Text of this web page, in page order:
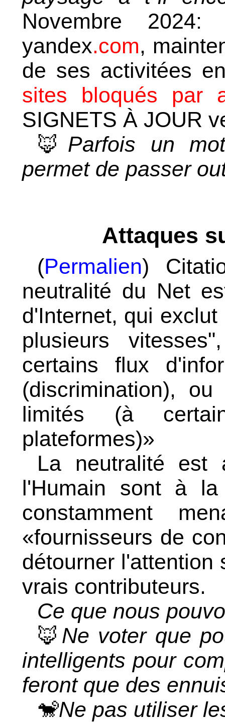
Novembre
yandex.com,
de ses activitées
sites bloqués par
SIGNETS À JOUR
🦊 Parfois un
permet de passer
Attaques
(Permalien)
neutralité du Net
d'Internet, qui
plusieurs
certains flux
(discrimination),
limités (à
plateformes)»
La neutralité
l'Humain sont à
constamment
«fournisseurs de
détourner l'attention
vrais contributeurs.
Ce que nous
🦊 Ne voter que
intelligents pour
feront que des
🐒Ne pas utiliser